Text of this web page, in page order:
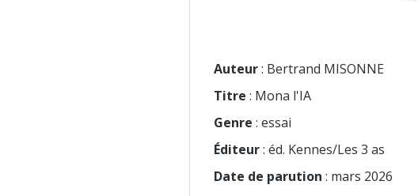
Auteur: Bertrand MISONNE
Titre : Mona l'IA
Genre : essai
Éditeur: éd. Kennes/Les 3 as
Date de parution : mars 2026